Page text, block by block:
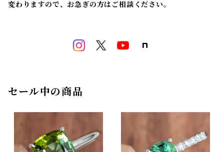
変わりますので、お急ぎの方はご相談ください。
セール中の商品